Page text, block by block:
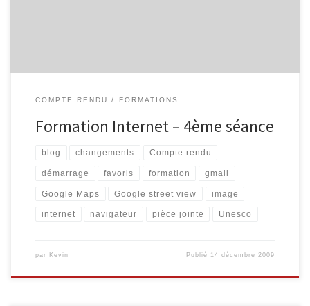
COMPTE RENDU FORMATIONS
Formation Internet – 4ème séance
blog changements Compte rendu
démarrage favoris formation gmail
Google Maps Google street view image
internet navigateur pièce jointe Unesco
par Kevin Publié 14 décembre 2009